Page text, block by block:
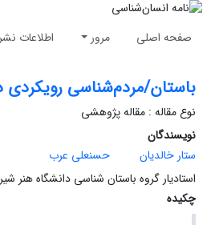
صفحه اصلی مرور اطلاعات
باستان/مردم‌شناسی رویکردی
نوع مقاله : مقاله پژوهشی
نویسندگان
ستار خالدیان
حسنعلی عرب
استادیار گروه باستان شناسی دانشگاه هنر
چکیده